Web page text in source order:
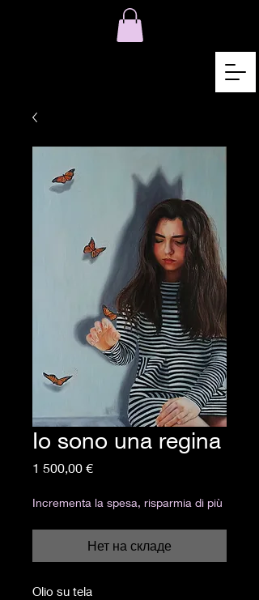
Io sono una regina
1 500,00 €Цена
Incrementa la spesa, risparmia di più
Нет на складе
Olio su tela